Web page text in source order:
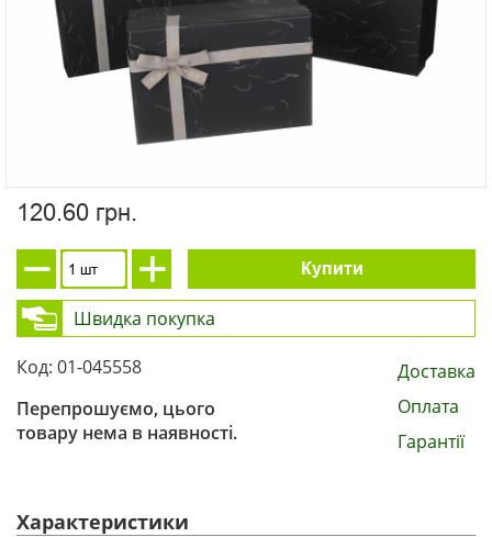
120.60 грн.
Купити
Швидка покупка
Код: 01-045558
Перепрошуємо, цього
товару нема в наявності.
Доставка
Оплата
Гарантії
Характеристики